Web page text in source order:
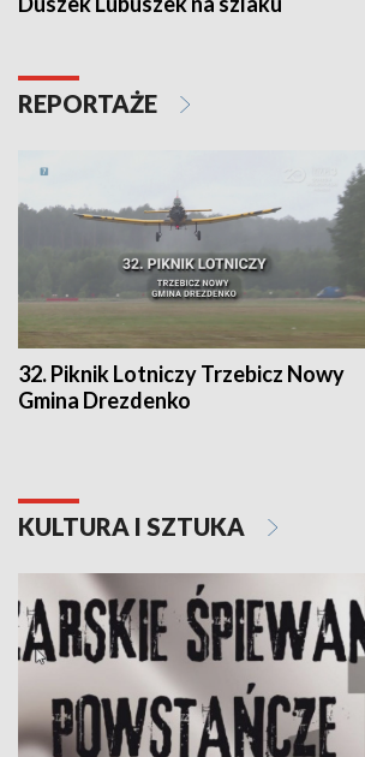
REPORTAŻE
32. Piknik Lotniczy Trzebicz Nowy
Gmina Drezdenko
KULTURA I SZTUKA